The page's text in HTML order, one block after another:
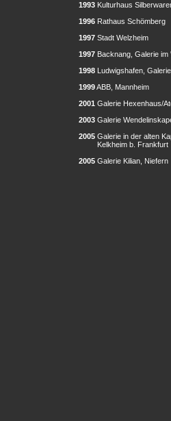
1993 Kulturhaus
1996 Rathaus Schömberg
1997 Stadt Welzheim
1997 Backnang, Galerie im
1998 Ludwigshafen,
1999ABB, Mannheim
2001 Galerie Hexenhaus/
2003 Galerie
2005 Galerie in der alten
Kelkheim b. Frankfurt
2005 Galerie Kilian, Niefern